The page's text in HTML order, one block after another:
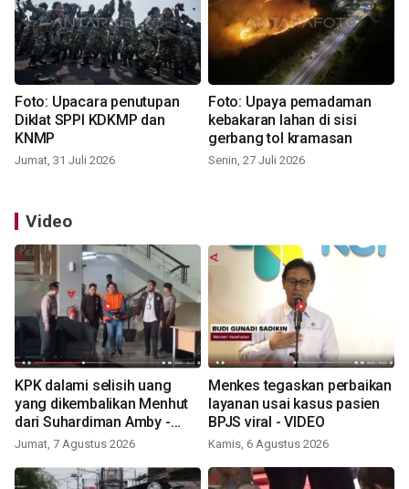
Foto: Upacara penutupan
Diklat SPPI KDKMP dan
KNMP
Jumat, 31 Juli 2026
Foto: Upaya pemadaman
kebakaran lahan di sisi
gerbang tol kramasan
Senin, 27 Juli 2026
Video
KPK dalami selisih uang
yang dikembalikan Menhut
dari Suhardiman Amby -
VIDEO
Jumat, 7 Agustus 2026
Menkes tegaskan perbaikan
layanan usai kasus pasien
BPJS viral - VIDEO
Kamis, 6 Agustus 2026